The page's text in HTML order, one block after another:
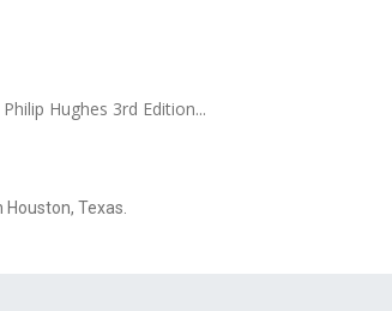
Hughes 3rd Edition...
Texas.